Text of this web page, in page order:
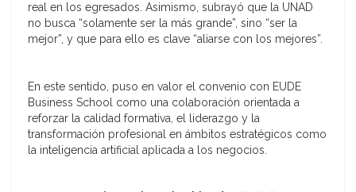
real en los egresados. Asimismo, subrayó que la UNAD
no busca “solamente ser la más grande”, sino “ser la
mejor”, y que para ello es clave “aliarse con los mejores”.
En este sentido, puso en valor el convenio con EUDE
Business School como una colaboración orientada a
reforzar la calidad formativa, el liderazgo y la
transformación profesional en ámbitos estratégicos como
la inteligencia artificial aplicada a los negocios.